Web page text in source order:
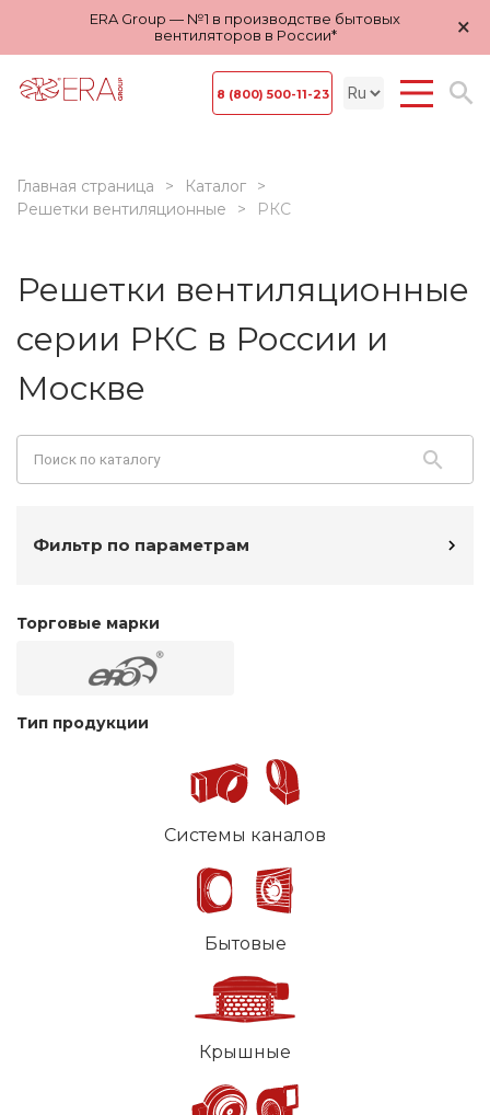
ERA Group — №1 в производстве бытовых
вентиляторов в России*
×
8 (800) 500-11-23
Главная страница
Каталог
Решетки вентиляционные
РКС
Решетки вентиляционные
серии РКС в России и
Москве
Фильтр по параметрам
Торговые марки
Тип продукции
Системы каналов
Бытовые
Крышные